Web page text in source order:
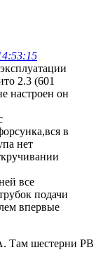
2.3 (601
настроен он
в
нет
все
подачи
впервые
Там шестерни РВ